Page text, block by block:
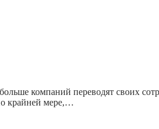
компаний переводят своих
крайней мере,…